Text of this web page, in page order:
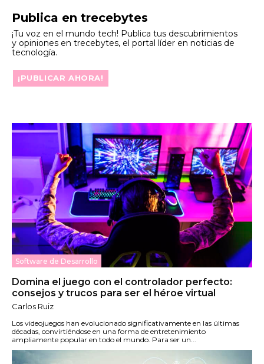
Publica en trecebytes
¡Tu voz en el mundo tech! Publica tus descubrimientos
y opiniones en trecebytes, el portal líder en noticias de
tecnología.
¡PUBLICAR AHORA!
Software de Desarrollo
Domina el juego con el controlador perfecto:
consejos y trucos para ser el héroe virtual
Carlos Ruiz
Los videojuegos han evolucionado significativamente en las últimas
décadas, convirtiéndose en una forma de entretenimiento
ampliamente popular en todo el mundo. Para ser un...